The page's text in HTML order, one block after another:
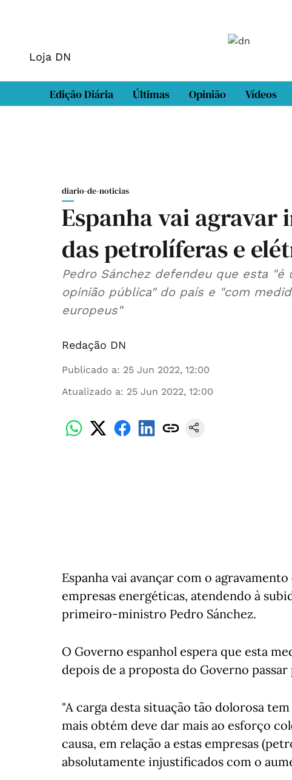
Loja DN
Edição Diária Últimas Opinião Vídeos
diario-de-noticias
Espanha vai agravar
das petrolíferas e
Pedro Sánchez defendeu que esta
opinião pública" do país e "com
europeus"
Redação DN
Publicado a: 25 Jun 2022, 12:00
Atualizado a: 25 Jun 2022, 12:00
Espanha vai avançar com o
empresas energéticas, atendendo à
primeiro-ministro Pedro Sánchez.
O Governo espanhol espera que esta
depois de a proposta do Governo
"A carga desta situação tão dolorosa
mais obtém deve dar mais ao esforço
causa, em relação a estas empresas
absolutamente injustificados com o